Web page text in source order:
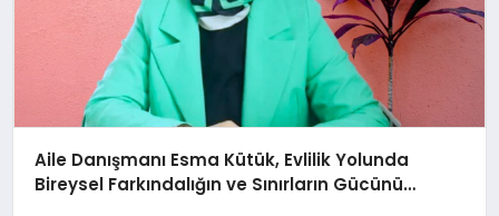
Aile Danışmanı Esma Kütük, Evlilik Yolunda
Bireysel Farkındalığın ve Sınırların Gücünü